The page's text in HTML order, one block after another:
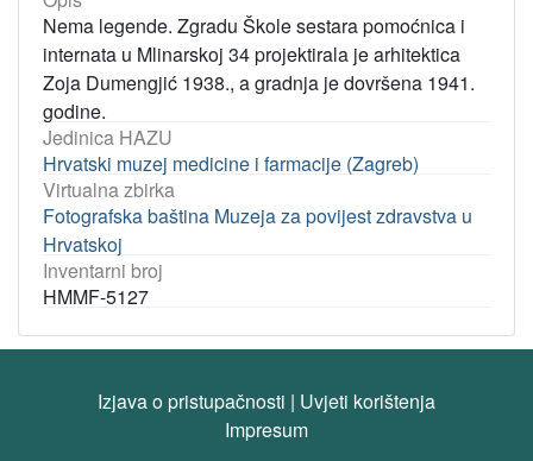
Nema legende. Zgradu Škole sestara pomoćnica i
internata u Mlinarskoj 34 projektirala je arhitektica
Zoja Dumengjić 1938., a gradnja je dovršena 1941.
godine.
Jedinica HAZU
Hrvatski muzej medicine i farmacije (Zagreb)
Virtualna zbirka
Fotografska baština Muzeja za povijest zdravstva u
Hrvatskoj
Inventarni broj
HMMF-5127
Izjava o pristupačnosti | Uvjeti korištenja
Impresum